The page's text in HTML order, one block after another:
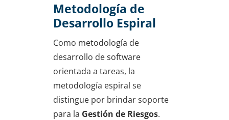
Metodología de
Desarrollo Espiral
Como metodología de
desarrollo de software
orientada a tareas, la
metodología espiral se
distingue por brindar soporte
para la Gestión de Riesgos.